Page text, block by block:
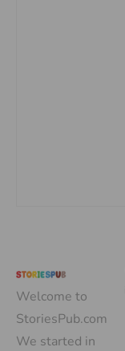
Welcome to
StoriesPub.com
We started in